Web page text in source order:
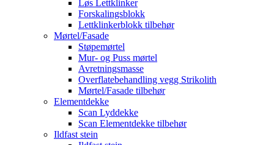
Løs Lettklinker
Forskalingsblokk
Lettklinkerblokk tilbehør
Mørtel/Fasade
Støpemørtel
Mur- og Puss mørtel
Avretningsmasse
Overflatebehandling vegg Strikolith
Mørtel/Fasade tilbehør
Elementdekke
Scan Lyddekke
Scan Elementdekke tilbehør
Ildfast stein